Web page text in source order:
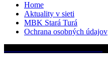
Home
Aktuality v sieti
MBK Stará Turá
Ochrana osobných údajov